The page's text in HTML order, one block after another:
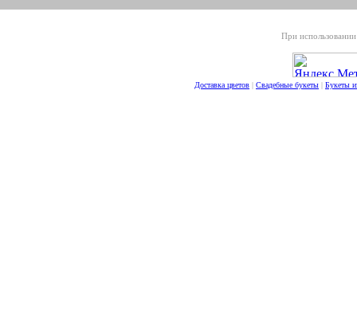
При
Доставка цветов | Свадебные букеты | Букеты